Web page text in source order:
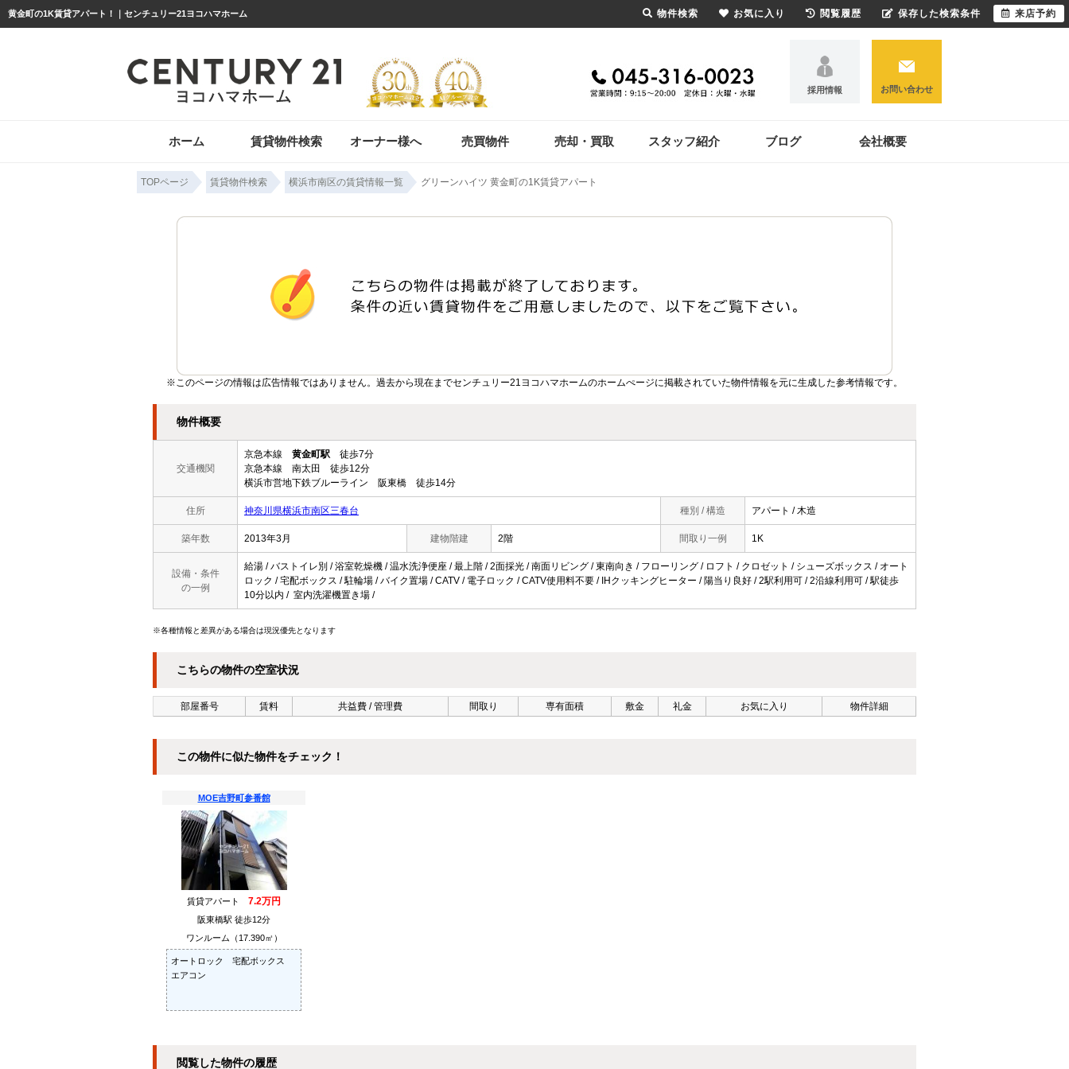
黄金町の1K賃貸アパート！｜センチュリー21ヨコハマホーム
採用情報 お問い合わせ
ホーム 賃貸物件検索 オーナー様へ 売買物件 売却・買取 スタッフ紹介 ブログ 会社概要
TOPページ 賃貸物件検索 横浜市南区の賃貸情報一覧 グリーンハイツ 黄金町の1K賃貸アパート
※このページの情報は広告情報ではありません。過去から現在までセンチュリー21ヨコハマホームのホームぺージに掲載されていた物件情報を元に生成した参考情報です。
物件概要
交通機関
京急本線 黄金町駅 徒歩7分
京急本線 南太田 徒歩12分
横浜市営地下鉄ブルーライン 阪東橋 徒歩14分
住所 神奈川県横浜市南区三春台 種別 / 構造 アパート / 木造
築年数 2013年3月 建物階建 2階 間取り一例 1K
設備・条件
の一例
給湯 / バストイレ別 / 浴室乾燥機 / 温水洗浄便座 / 最上階 / 2面採光 / 南面リビング / 東南向き / フローリング / ロフト / クロゼット / シューズボックス / オート
ロック / 宅配ボックス / 駐輪場 / バイク置場 / CATV / 電子ロック / CATV使用料不要 / IHクッキングヒーター / 陽当り良好 / 2駅利用可 / 2沿線利用可 / 駅徒歩
10分以内 / 室内洗濯機置き場 /
※各種情報と差異がある場合は現況優先となります
こちらの物件の空室状況
部屋番号 賃料 共益費 / 管理費 間取り 専有面積 敷金 礼金 お気に入り 物件詳細
この物件に似た物件をチェック！
MOE吉野町参番館
賃貸アパート 7.2万円
阪東橋駅 徒歩12分
ワンルーム（17.390㎡）
オートロック 宅配ボックス
エアコン
閲覧した物件の履歴
物件検索 お気に入り 閲覧履歴 保存した検索条件 来店予約